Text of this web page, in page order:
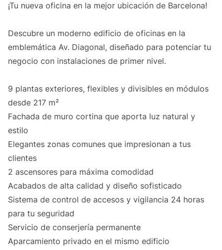
¡Tu nueva oficina en la mejor ubicación de Barcelona!
Descubre un moderno edificio de oficinas en la
emblemática Av. Diagonal, diseñado para potenciar tu
negocio con instalaciones de primer nivel.
9 plantas exteriores, flexibles y divisibles en módulos
desde 217 m²
Fachada de muro cortina que aporta luz natural y
estilo
Elegantes zonas comunes que impresionan a tus
clientes
2 ascensores para máxima comodidad
Acabados de alta calidad y diseño sofisticado
Sistema de control de accesos y vigilancia 24 horas
para tu seguridad
Servicio de conserjería permanente
Aparcamiento privado en el mismo edificio